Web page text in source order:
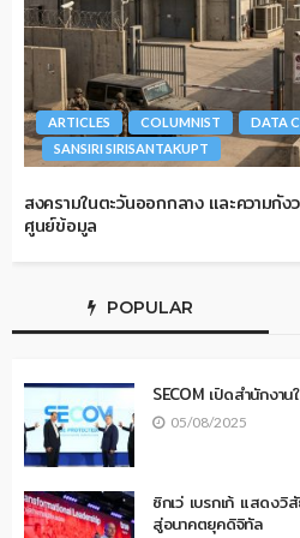
ARTICLES COLUMNIST DATA
SANSIRI SIRISANTAKUPT
สงครามในตะวันออกกลาง และความกั
ศูนย์ข้อมูล
POPULAR
SECOM เปิดสำนักงา
05/08/2025
ซิกเว่ เบรกเก้ แสดงวิ
สู่อนาคตยุคดิจิทัล